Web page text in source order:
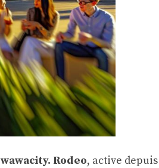
wawacity. Rodeo, active depuis